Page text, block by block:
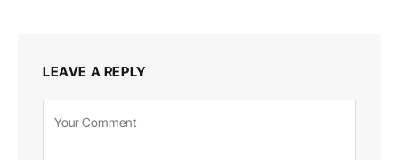
LEAVE A REPLY